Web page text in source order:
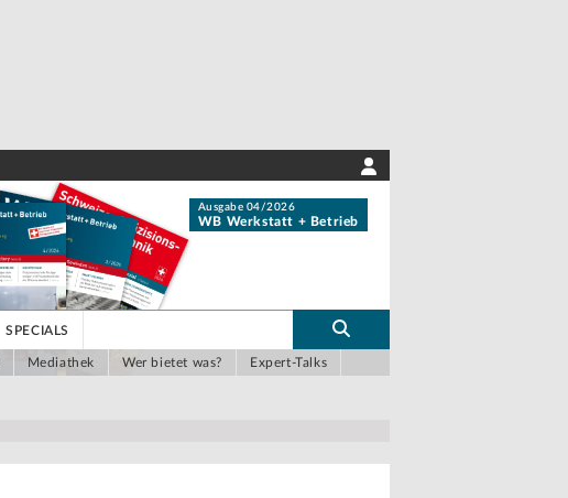
Ausgabe 04/2026
WB Werkstatt + Betrieb
SPECIALS
Mediathek Wer bietet was? Expert-Talks